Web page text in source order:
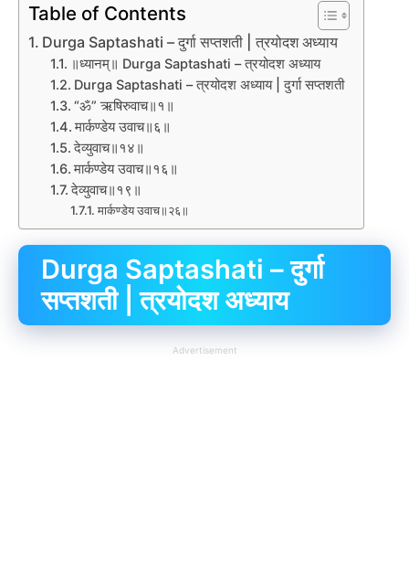
Table of Contents
Durga Saptashati – दुर्गा सप्तशती | त्रयोदश अध्याय
॥ध्यानम्॥ Durga Saptashati – त्रयोदश अध्याय
Durga Saptashati – त्रयोदश अध्याय | दुर्गा सप्तशती
“ॐ” ऋषिरुवाच॥१॥
मार्कण्डेय उवाच॥६॥
देव्युवाच॥१४॥
मार्कण्डेय उवाच॥१६॥
देव्युवाच॥१९॥
मार्कण्डेय उवाच॥२६॥
Durga Saptashati – दुर्गा
सप्तशती | त्रयोदश अध्याय
Advertisement